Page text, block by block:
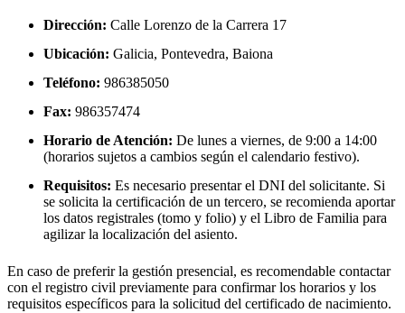
Dirección: Calle Lorenzo de la Carrera 17
Ubicación: Galicia, Pontevedra, Baiona
Teléfono: 986385050
Fax: 986357474
Horario de Atención: De lunes a viernes, de 9:00 a 14:00
(horarios sujetos a cambios según el calendario festivo).
Requisitos: Es necesario presentar el DNI del solicitante. Si
se solicita la certificación de un tercero, se recomienda aportar
los datos registrales (tomo y folio) y el Libro de Familia para
agilizar la localización del asiento.
En caso de preferir la gestión presencial, es recomendable contactar
con el registro civil previamente para confirmar los horarios y los
requisitos específicos para la solicitud del certificado de nacimiento.